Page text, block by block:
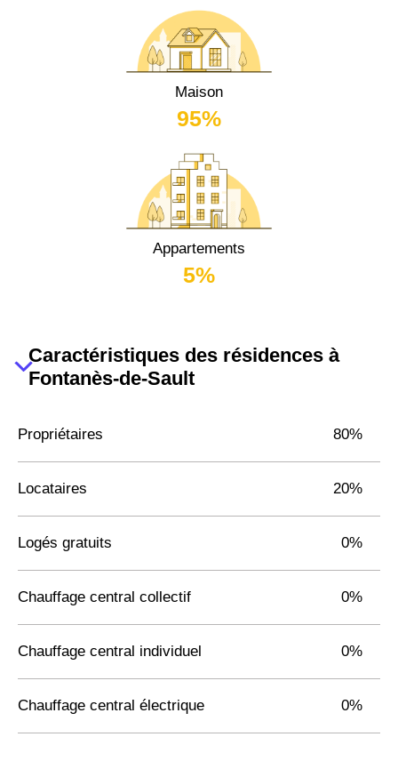
Maison
95%
Appartements
5%
Caractéristiques des résidences à
Fontanès-de-Sault
Propriétaires 80%
Locataires 20%
Logés gratuits 0%
Chauffage central collectif 0%
Chauffage central individuel 0%
Chauffage central électrique 0%